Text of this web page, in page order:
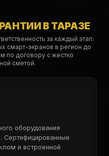
В ТАРАЗЕ
за каждый этап:
смарт-экранов в регион до
по договору с жестко
сметой.
оборудования
Сертифицированные
и встроенной